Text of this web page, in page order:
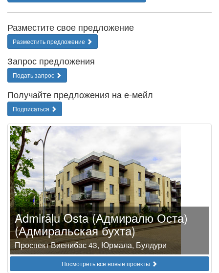
Разместите свое предложение
Разместить предложение
Запрос предложения
Подать запрос
Получайте предложения на е-мейл
Подписаться
Admirāļu Osta (Адмиралю Оста)
(Адмиральская бухта)
Проспект Виенибас 43, Юрмала, Булдури
Посмотреть все новые проекты